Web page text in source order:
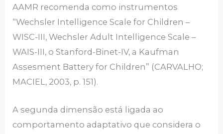
AAMR recomenda como instrumentos
“Wechsler Intelligence Scale for Children –
WISC-III, Wechsler Adult Intelligence Scale –
WAIS-III, o Stanford-Binet-IV, a Kaufman
Assesment Battery for Children” (CARVALHO;
MACIEL, 2003, p. 151).
A segunda dimensão está ligada ao
comportamento adaptativo que considera o